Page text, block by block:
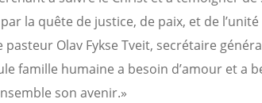
la quête de justice, de paix, et de
Olav Fykse Tveit, secrétaire
famille humaine a besoin d’amour et a
son avenir.»